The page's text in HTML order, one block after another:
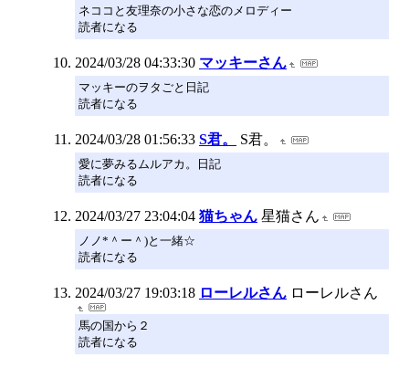
ネココと友理奈の小さな恋のメロディー
読者になる
2024/03/28 04:33:30 マッキーさん
マッキーのヲタごと日記
読者になる
2024/03/28 01:56:33 S君。 S君。
愛に夢みるムルアカ。日記
読者になる
2024/03/27 23:04:04 猫ちゃん 星猫さん
ノノ*＾ー＾)と一緒☆
読者になる
2024/03/27 19:03:18 ローレルさん ローレルさん
馬の国から２
読者になる